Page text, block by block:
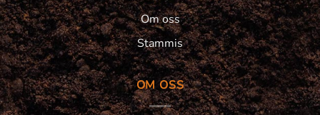
Om oss
Stammis
OM OSS